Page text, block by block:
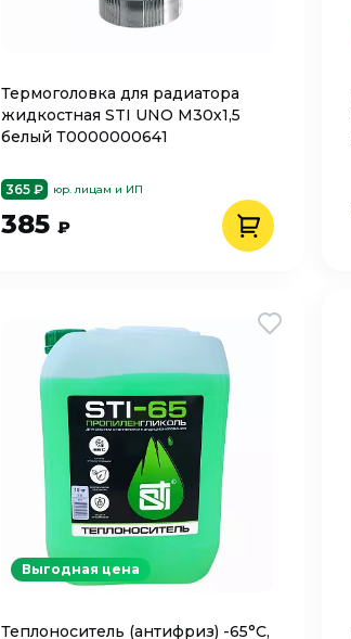
Термоголовка для радиатора
жидкостная STI UNO М30х1,5
белый Т0000000641
365 ₽ юр. лицам и ИП
385 ₽
Теплоноситель (антифриз) -65°C,
Выгодная цена